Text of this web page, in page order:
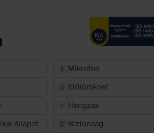
Mikrofon
Előtörténet
Hangzás
állapot
Biztonság